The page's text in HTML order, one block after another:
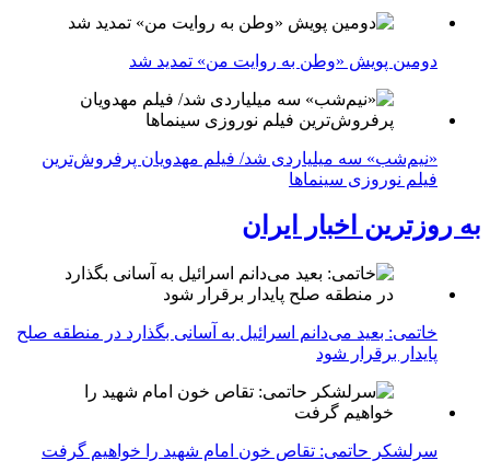
دومین پویش «وطن به روایت من» تمدید شد
«نیم‌شب» سه میلیاردی شد/ فیلم مهدویان پرفروش‌ترین
فیلم نوروزی سینماها
به روزترین اخبار ایران
خاتمی: بعید می‌دانم اسرائیل به آسانی بگذارد در منطقه صلح
پایدار برقرار شود
سرلشکر حاتمی: تقاص خون امام شهید را خواهیم گرفت